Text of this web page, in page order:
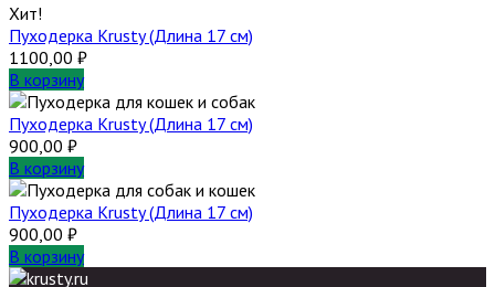
Хит!
Пуходерка Krusty (Длина 17 см)
1100,00 ₽
В корзину
Пуходерка Krusty (Длина 17 см)
900,00 ₽
В корзину
Пуходерка Krusty (Длина 17 см)
900,00 ₽
В корзину